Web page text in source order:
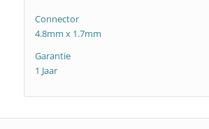
Connector
4.8mm x 1.7mm
Garantie
1 Jaar